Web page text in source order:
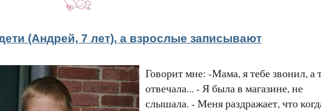
(Андрей, 7 лет), а взрослые записывают
Говорит мне: -Мама, я тебе звонил, а
отвечала... - Я была в магазине, не
слышала. - Меня раздражает, что